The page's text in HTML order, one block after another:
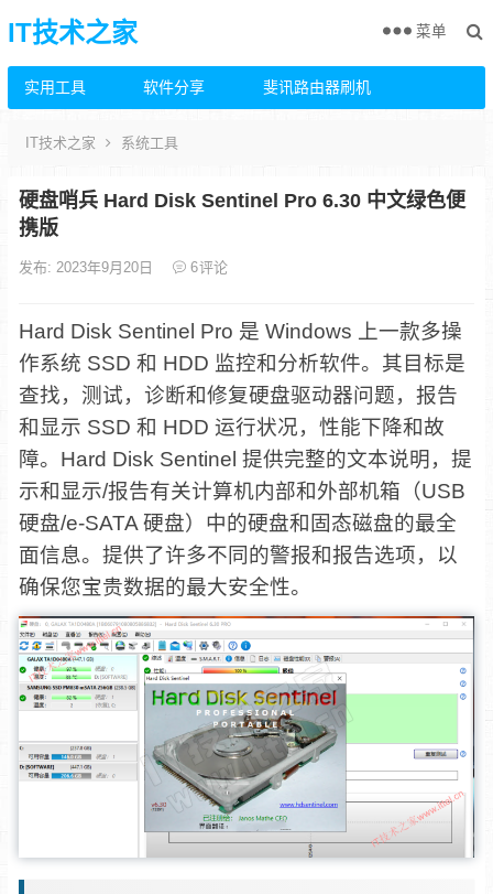
IT技术之家
实用工具 软件分享 斐讯路由器刷机
菜单
IT技术之家 系统工具
硬盘哨兵 Hard Disk Sentinel Pro 6.30 中文绿色便
携版
发布: 2023年9月20日 6评论
Hard Disk Sentinel Pro 是 Windows 上一款多操
作系统 SSD 和 HDD 监控和分析软件。其目标是
查找，测试，诊断和修复硬盘驱动器问题，报告
和显示 SSD 和 HDD 运行状况，性能下降和故
障。Hard Disk Sentinel 提供完整的文本说明，提
示和显示/报告有关计算机内部和外部机箱（USB
硬盘/e-SATA 硬盘）中的硬盘和固态磁盘的最全
面信息。提供了许多不同的警报和报告选项，以
确保您宝贵数据的最大安全性。